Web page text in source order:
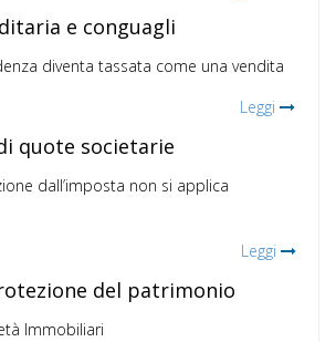
e conguagli
diventa tassata come una vendita
Leggi
quote societarie
dall’imposta non si applica
Leggi
del patrimonio
Immobiliari